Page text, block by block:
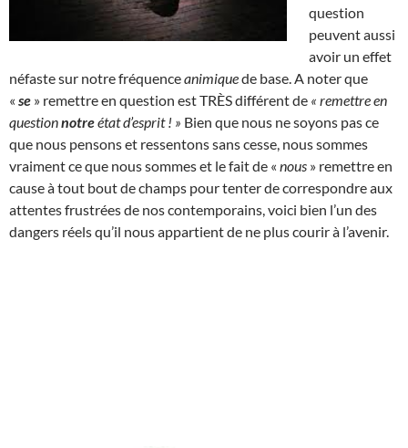
question
peuvent aussi
avoir un effet
néfaste sur notre fréquenceanimiquede base. A noter que
« se » remettre en question est TRÈS différent de « remettre en
questionnotreétat d’esprit ! » Bien que nous ne soyons pas ce
que nous pensons et ressentons sans cesse, nous sommes
vraiment ce que nous sommes et le fait de « nous » remettre en
cause à tout bout de champs pour tenter de correspondre aux
attentes frustrées de nos contemporains, voici bien l’un des
dangers réels qu’il nous appartient de ne plus courir à l’avenir.